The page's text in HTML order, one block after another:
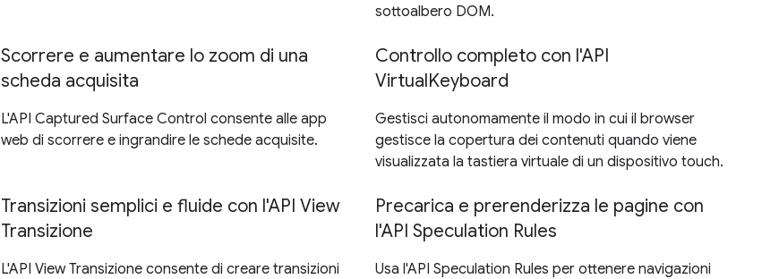
sottoalbero DOM.
Scorrere e aumentare lo zoom di una
scheda acquisita
L'API Captured Surface Control consente alle app
web di scorrere e ingrandire le schede acquisite.
Controllo completo con l'API
VirtualKeyboard
Gestisci autonomamente il modo in cui il browser
gestisce la copertura dei contenuti quando viene
visualizzata la tastiera virtuale di un dispositivo touch.
Transizioni semplici e fluide con l'API View
Transizione
L'API View Transizione consente di creare transizioni
Precarica e prerenderizza le pagine con
l'API Speculation Rules
Usa l'API Speculation Rules per ottenere navigazioni